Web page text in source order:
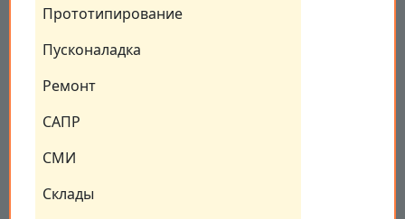
Прототипирование
Пусконаладка
Ремонт
САПР
СМИ
Склады